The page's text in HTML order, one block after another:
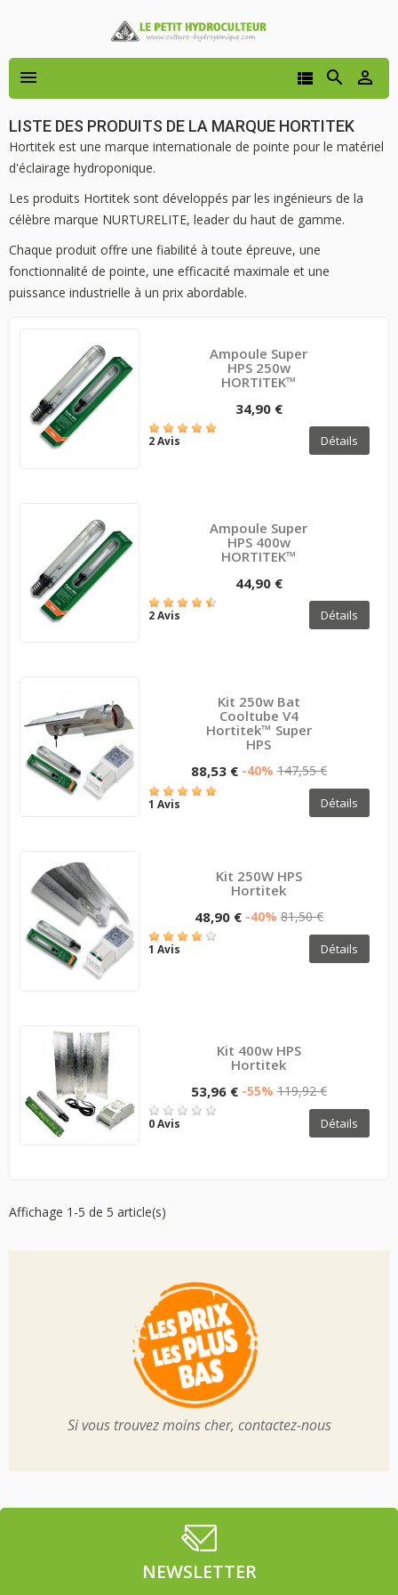
 


LISTE DES PRODUITS DE LA MARQUE HORTITEK
Hortitek est une marque internationale de pointe pour le matériel
d'éclairage hydroponique.
Les produits Hortitek sont développés par les ingénieurs de la
célèbre marque NURTURELITE, leader du haut de gamme.
Chaque produit offre une fiabilité à toute épreuve, une
fonctionnalité de pointe, une efficacité maximale et une
puissance industrielle à un prix abordable.
Ampoule Super
HPS 250w
HORTITEK™
34,90 €
2 Avis Détails
Ampoule Super
HPS 400w
HORTITEK™
44,90 €
2 Avis Détails
Kit 250w Bat
Cooltube V4
Hortitek™ Super
HPS
88,53 € -40% 147,55 €
1 Avis Détails
Kit 250W HPS
Hortitek
48,90 € -40% 81,50 €
1 Avis Détails
Kit 400w HPS
Hortitek
53,96 € -55% 119,92 €
0 Avis Détails
Affichage 1-5 de 5 article(s)
Si vous trouvez moins cher, contactez-nous
NEWSLETTER